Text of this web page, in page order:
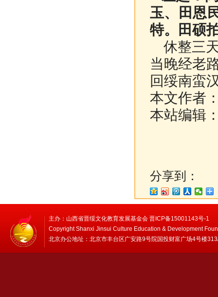
玉、田恩
特。田硕
休整三
当晚经老
回绥南蛮
本文作者
本站编辑
分享到：
主办：山西省晋绥文化教育发展基金会 晋ICP备15001143号-1
Copyright Shanxi Jinsui Culture Education & Development
北京办公地址：北京市丰台区广安路9号院国投财富广场4号楼